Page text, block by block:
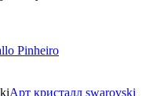
Pinheiro
Арт кристалл swarovski